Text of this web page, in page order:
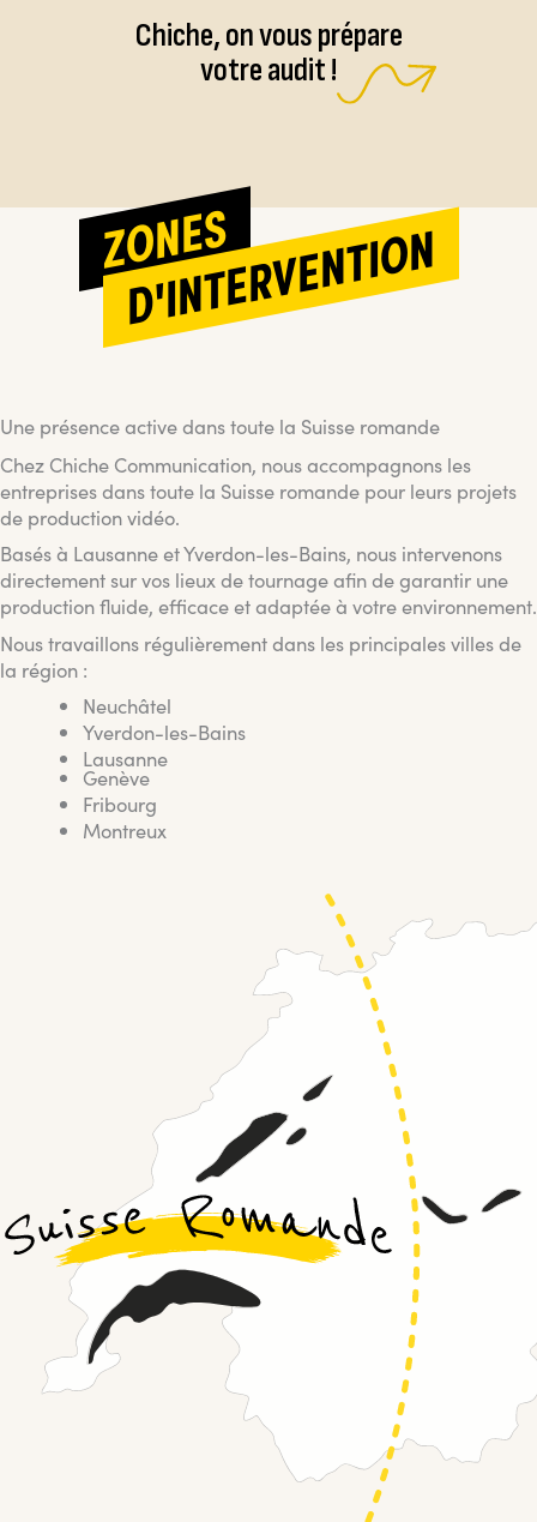
Chiche, on vous prépare
votre audit !
ZONES
D'INTERVENTION
Une présence active dans toute la Suisse romande
Chez Chiche Communication, nous accompagnons les
entreprises dans toute la Suisse romande pour leurs projets
de production vidéo.
Basés à Lausanne et Yverdon-les-Bains, nous intervenons
directement sur vos lieux de tournage afin de garantir une
production fluide, efficace et adaptée à votre environnement.
Nous travaillons régulièrement dans les principales villes de
la région :
Neuchâtel
Yverdon-les-Bains
Lausanne
Genève
Fribourg
Montreux